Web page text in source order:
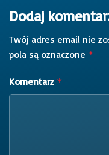
Dodaj
Twój adres email nie
pola są oznaczone *
Komentarz *